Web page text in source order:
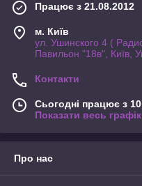
Працює з 21.08.2012
м. Київ
ул. Ушинского 4 (
Павильон "18в", Київ,
Контакти
Сьогодні працює з
Показати весь
Про нас